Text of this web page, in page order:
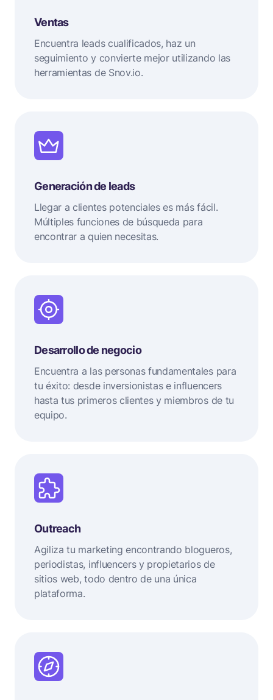
Ventas
Encuentra leads cualificados, haz un
seguimiento y convierte mejor utilizando las
herramientas de Snov.io.
Generación de leads
Llegar a clientes potenciales es más fácil.
Múltiples funciones de búsqueda para
encontrar a quien necesitas.
Desarrollo de negocio
Encuentra a las personas fundamentales para
tu éxito: desde inversionistas e influencers
hasta tus primeros clientes y miembros de tu
equipo.
Outreach
Agiliza tu marketing encontrando blogueros,
periodistas, influencers y propietarios de
sitios web, todo dentro de una única
plataforma.